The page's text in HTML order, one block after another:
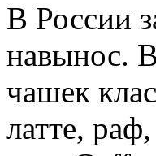
В России
навынос.
чашек
латте,